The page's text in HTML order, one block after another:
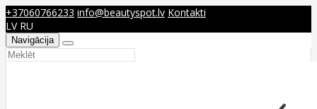
+37060766233 info@beautyspot.lv Kontakti
LV RU
Navigācija